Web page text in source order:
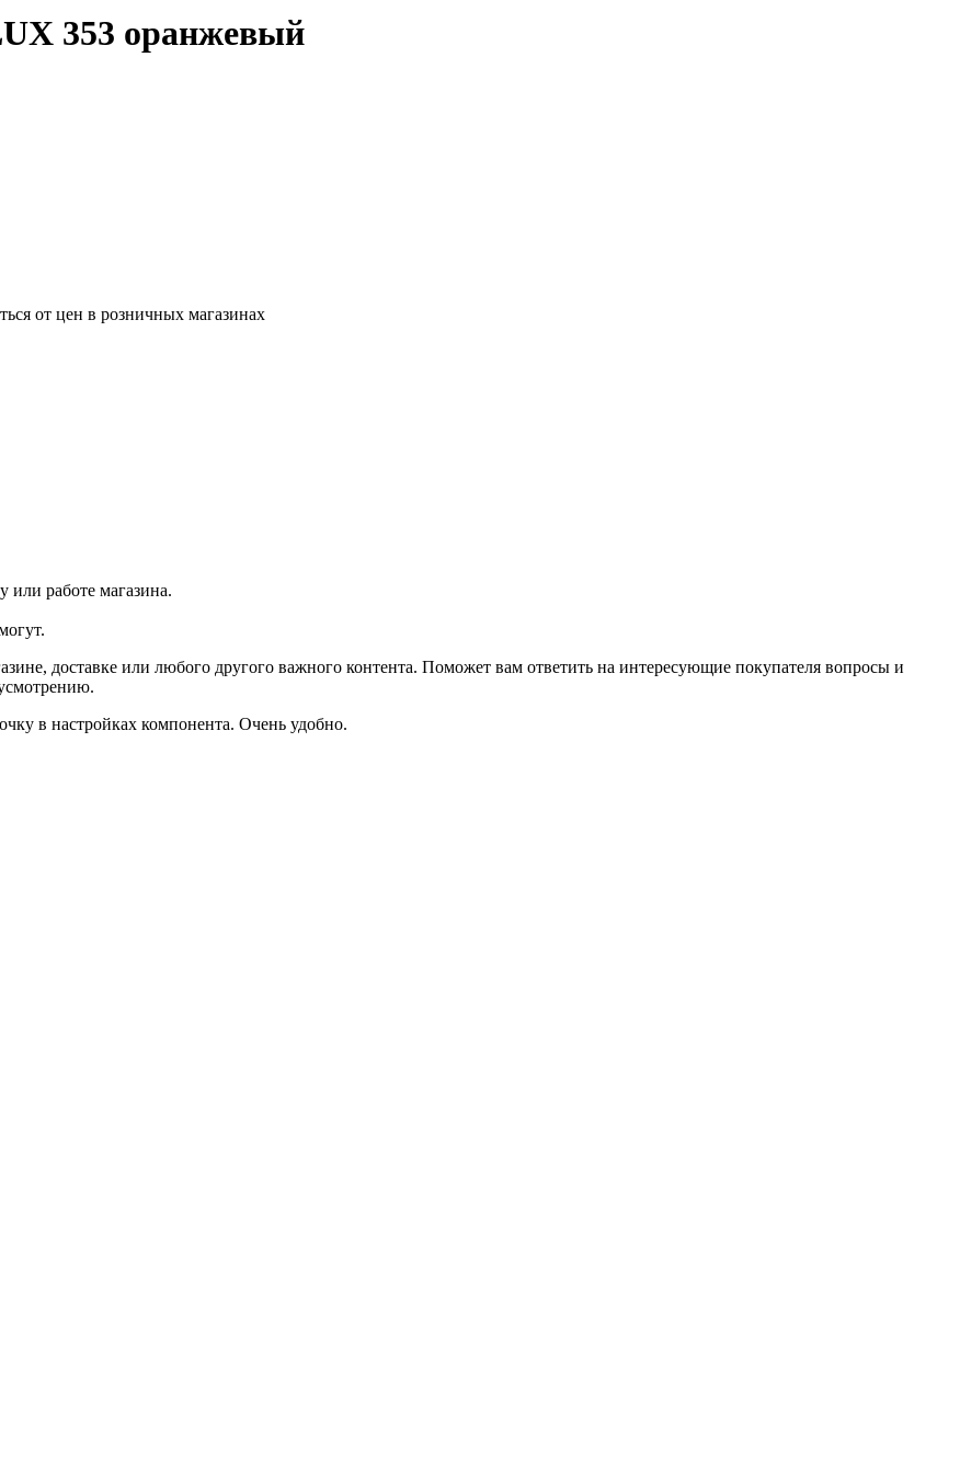
353 оранжевый
от цен в розничных магазинах
работе магазина.
доставке или любого другого важного контента. Поможет вам ответить на интересующие покупателя вопросы и
в настройках компонента. Очень удобно.